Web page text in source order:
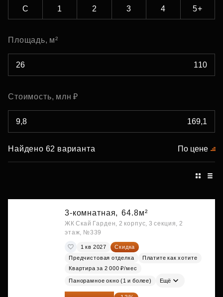
С 1 2 3 4 5+
Площадь, м²
Стоимость, млн ₽
Найдено 62 варианта По цене
3-комнатная, 64.8м²
ЖК Скай Гарден, 2 корпус, 3 секция, 2
этаж, №339
1 кв 2027
Скидка
Предчистовая отделка
Платите как хотите
Квартира за 2 000 ₽/мес
Панорамное окно (1 и более) Ещё